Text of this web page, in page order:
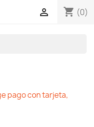
shopping_cart (0)

pago con tarjeta,